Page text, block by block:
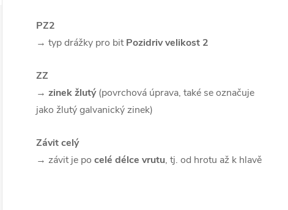
PZ2
→ typ drážky pro bitPozidriv velikost 2
ZZ
→ zinek žlutý(povrchová úprava, také se označuje
jako žlutý galvanický zinek)
Závit celý
→ závit je po celé délce vrutu, tj. od hrotu až k hlavě